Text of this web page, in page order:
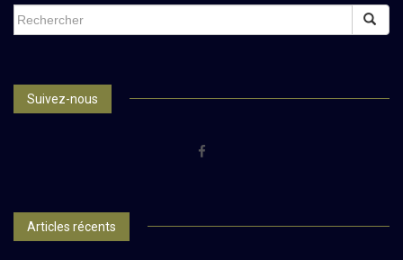
SEARCH
FOR:
Suivez-nous
Articles récents